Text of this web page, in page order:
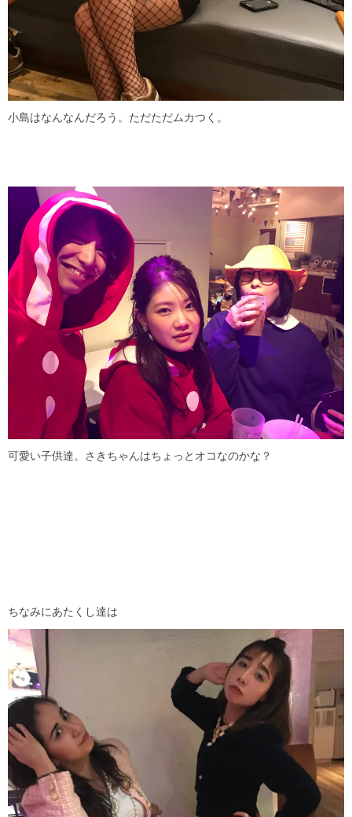
小島はなんなんだろう。ただただムカつく。
可愛い子供達。さきちゃんはちょっとオコなのかな？
ちなみにあたくし達は